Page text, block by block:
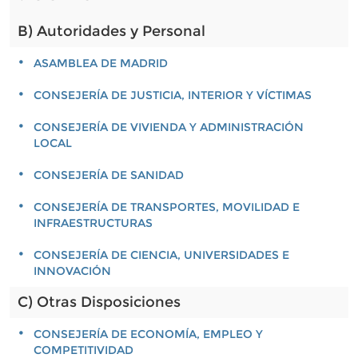
B) Autoridades y Personal
ASAMBLEA DE MADRID
CONSEJERÍA DE JUSTICIA, INTERIOR Y VÍCTIMAS
CONSEJERÍA DE VIVIENDA Y ADMINISTRACIÓN
LOCAL
CONSEJERÍA DE SANIDAD
CONSEJERÍA DE TRANSPORTES, MOVILIDAD E
INFRAESTRUCTURAS
CONSEJERÍA DE CIENCIA, UNIVERSIDADES E
INNOVACIÓN
C) Otras Disposiciones
CONSEJERÍA DE ECONOMÍA, EMPLEO Y
COMPETITIVIDAD